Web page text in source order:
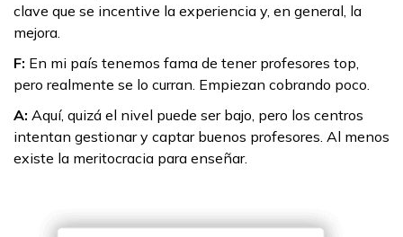
clave que se incentive la experiencia y, en general, la
mejora.
F: En mi país tenemos fama de tener profesores top,
pero realmente se lo curran. Empiezan cobrando poco.
A: Aquí, quizá el nivel puede ser bajo, pero los centros
intentan gestionar y captar buenos profesores. Al menos
existe la meritocracia para enseñar.